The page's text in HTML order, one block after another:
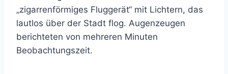
„zigarrenförmiges Fluggerät“ mit Lichtern, das
lautlos über der Stadt flog. Augenzeugen
berichteten von mehreren Minuten
Beobachtungszeit.